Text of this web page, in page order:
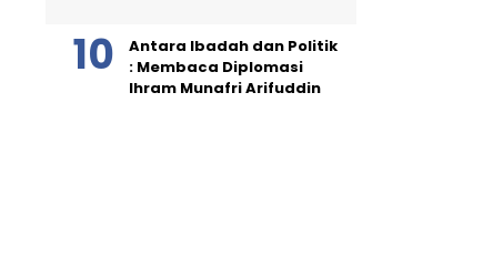
Antara Ibadah dan Politik
: Membaca Diplomasi
Ihram Munafri Arifuddin